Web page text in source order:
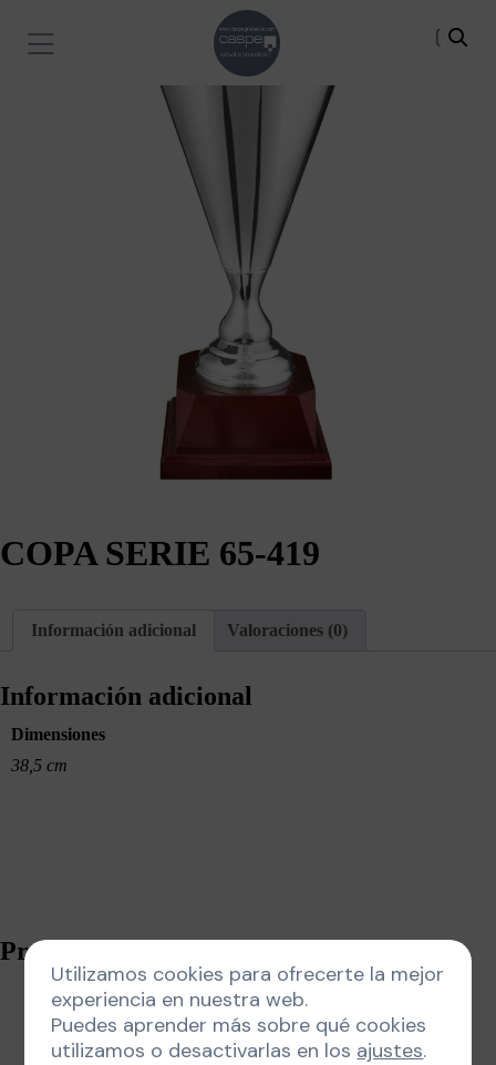
COPA SERIE 65-419
Información adicional Valoraciones (0)
Información adicional
Dimensiones
38,5 cm
Productos relacionados
Utilizamos cookies para ofrecerte la mejor
experiencia en nuestra web.
Puedes aprender más sobre qué cookies
utilizamos o desactivarlas en los ajustes.